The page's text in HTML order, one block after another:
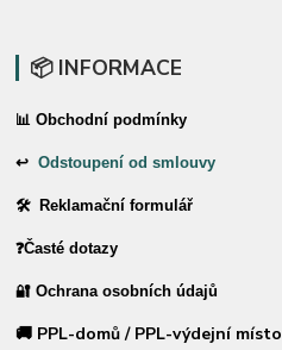
📦 INFORMACE
📊 Obchodní podmínky
↩Odstoupení od smlouvy
🛠 Reklamační formulář
❓Časté dotazy
🔐 Ochrana osobních údajů
🚚 PPL-domů / PPL-výdejní místo